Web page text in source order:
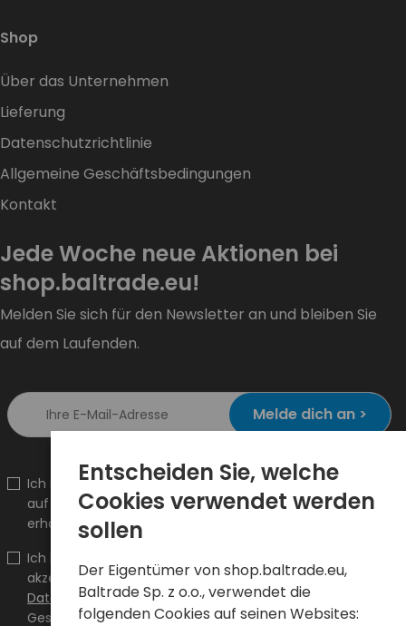
Shop
Über das Unternehmen
Lieferung
Datenschutzrichtlinie
Allgemeine Geschäftsbedingungen
Kontakt
Jede Woche neue Aktionen bei
shop.baltrade.eu!
Melden Sie sich für den Newsletter an und bleiben Sie
auf dem Laufenden.
Melde dich an >
Ich möchte Informationen über Neuheiten und Aktionen
auf shop.baltrade.eu an die angegebene E-Mail-Adresse
erhalten.
Ich bestätige, dass ich den Inhalt gelesen habe und ihn
akzeptiereAllgemeine Geschäftsbedingungenund
Datenschutzrichtlinieund ich akzeptiere die Allgemeinen
Geschäftsbedingungen sowie die Datenschutzrichtlinie
Entscheiden Sie, welche
Cookies verwendet werden
sollen
Der Eigentümer von shop.baltrade.eu,
Baltrade Sp. z o.o., verwendet die
folgenden Cookies auf seinen Websites: